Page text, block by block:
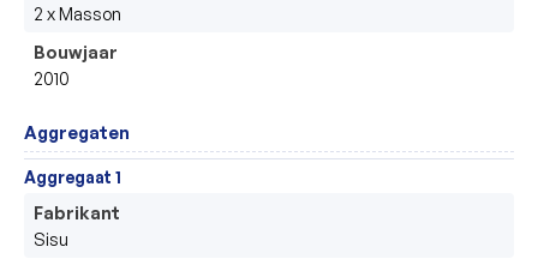
2 x Masson
Bouwjaar
2010
Aggregaten
Aggregaat 1
Fabrikant
Sisu